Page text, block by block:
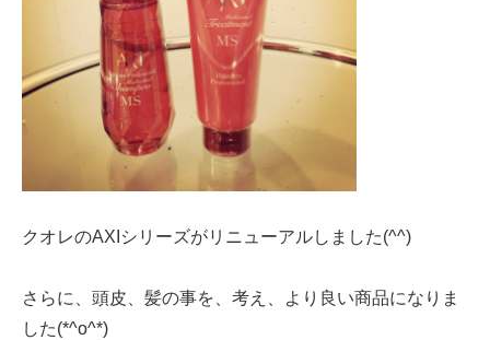
クオレのAXIシリーズがリニューアルしました(^^)
さらに、頭皮、髪の事を、考え、より良い商品になりま
した(*^o^*)